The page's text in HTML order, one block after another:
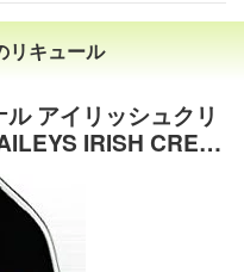
クリスマス 寒中見舞い
結婚祝い 結婚内祝い
い 引っ越し祝い 合格祝
人 昇進祝い 昇格祝い お
デー 誕生日 プレゼント
40代 50代 60代 70代
卒寿 白寿 百寿 上寿 長
社設立 異動 転勤 定年退
オレンジとスイートオレ
、絶妙なバランスでブ
高い品質は、カクテル
ックでも楽しめます。コ
サイズ 700ml 40度 正規
敬老の日 プレゼン
・特売情報はこちら河
ラッピングはこちらクー
リキュール
アイリッシュクリ
IRISH CREA
送って嬉しい kaw
って喜ばれるプレ
ススメ